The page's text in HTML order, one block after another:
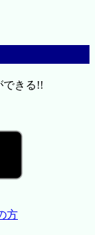
できる!!
方